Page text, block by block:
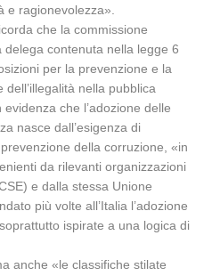
e ragionevolezza».
che la commissione
delega contenuta nella legge 6
per la prevenzione e la
nella pubblica
che l’adozione delle
nasce dall’esigenza di
della corruzione, «in
da rilevanti organizzazioni
e dalla stessa Unione
più volte all’Italia l’adozione
ispirate a una logica di
anche «le classifiche stilate